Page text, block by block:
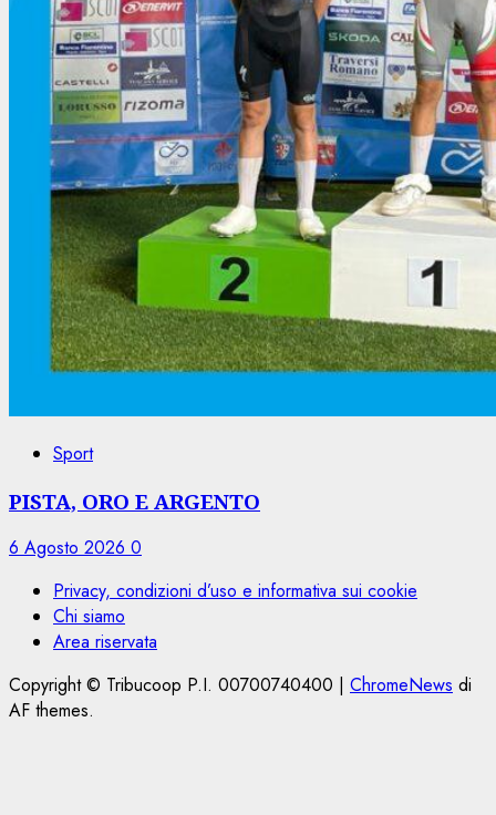
Sport
PISTA, ORO E ARGENTO
6 Agosto 2026 0
Privacy, condizioni d’uso e informativa sui cookie
Chi siamo
Area riservata
Copyright © Tribucoop P.I. 00700740400 | ChromeNews di
AF themes.